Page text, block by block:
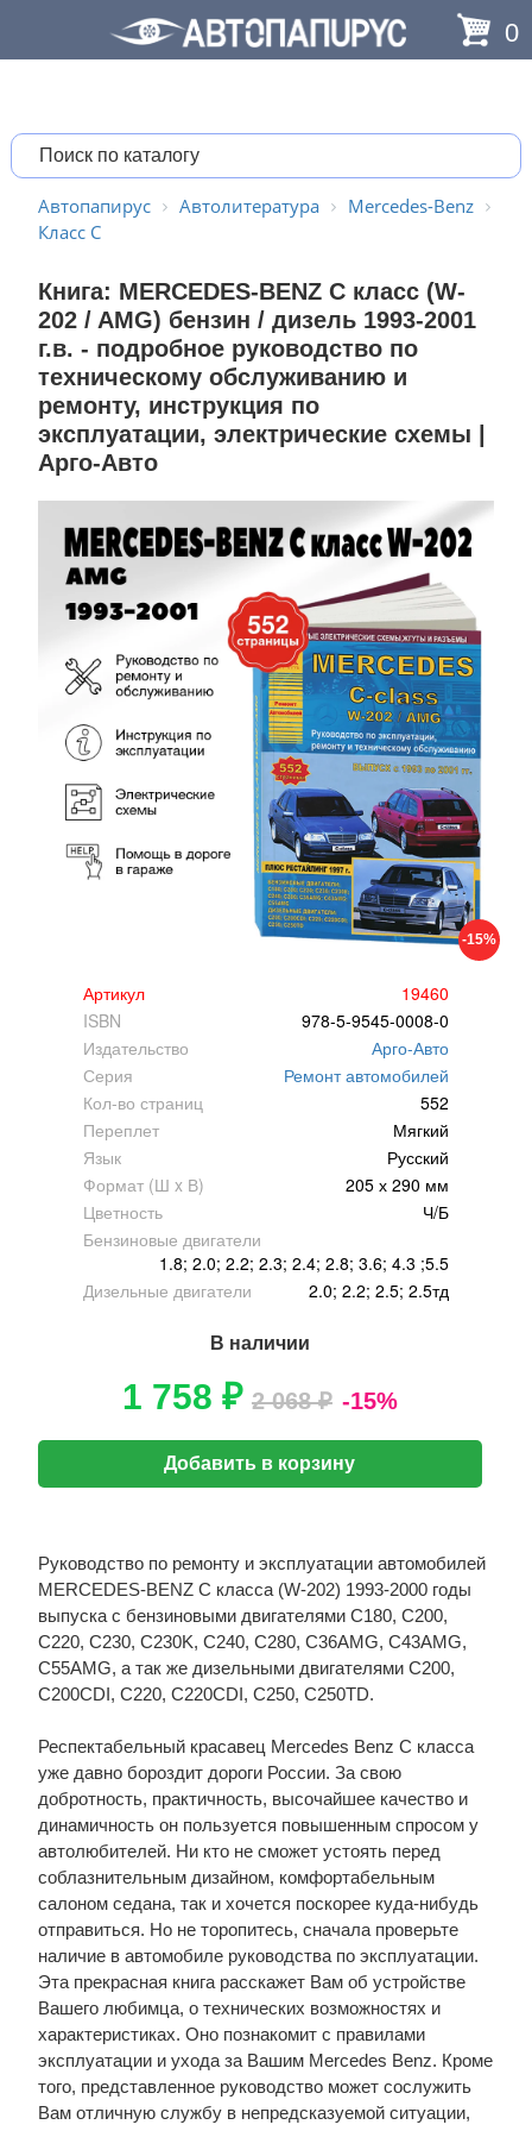
0
Автопапирус Автолитература
Mercedes-Benz
Класс C
Книга: MERCEDES-BENZ C класс (W-
202 / AMG) бензин / дизель 1993-2001
г.в. - подробное руководство по
техническому обслуживанию и
ремонту, инструкция по
эксплуатации, электрические схемы |
Арго-Авто
-15%
Артикул
19460
ISBN
978-5-9545-0008-0
Издательство
Арго-Авто
Серия
Ремонт автомобилей
Кол-во страниц
552
Переплет
Мягкий
Язык
Русский
Формат (Ш x В)
205 х 290 мм
Цветность
Ч/Б
Бензиновые двигатели
1.8; 2.0; 2.2; 2.3; 2.4; 2.8; 3.6; 4.3 ;5.5
Дизельные двигатели
2.0; 2.2; 2.5; 2.5тд
В наличии
1 758 ₽ 2 068 ₽ -15%
Добавить в корзину
Руководство по ремонту и эксплуатации автомобилей
MERCEDES-BENZ C класса (W-202) 1993-2000 годы
выпуска с бензиновыми двигателями С180, С200,
С220, С230, C230K, С240, C280, C36AMG, C43AMG,
C55AMG, а так же дизельными двигателями C200,
C200CDI, C220, C220CDI, C250, C250TD.
Респектабельный красавец Mercedes Benz C класса
уже давно бороздит дороги России. За свою
добротность, практичность, высочайшее качество и
динамичность он пользуется повышенным спросом у
автолюбителей. Ни кто не сможет устоять перед
соблазнительным дизайном, комфортабельным
салоном седана, так и хочется поскорее куда-нибудь
отправиться. Но не торопитесь, сначала проверьте
наличие в автомобиле руководства по эксплуатации.
Эта прекрасная книга расскажет Вам об устройстве
Вашего любимца, о технических возможностях и
характеристиках. Оно познакомит с правилами
эксплуатации и ухода за Вашим Mercedes Benz. Кроме
того, представленное руководство может сослужить
Вам отличную службу в непредсказуемой ситуации,